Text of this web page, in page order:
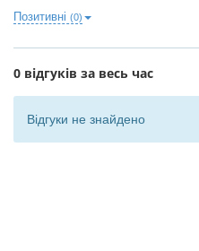
Позитивні (0)
0 відгуків за весь час
Відгуки не знайдено